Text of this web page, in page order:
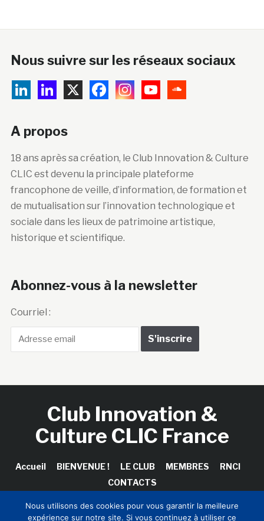
Nous suivre sur les réseaux sociaux
A propos
18 ans après sa création, le Club Innovation & Culture
CLIC est devenu la principale plateforme
francophone de veille, d’information, de formation et
de mutualisation sur l’innovation technologique et
sociale dans les lieux de patrimoine artistique,
historique et scientifique.
Abonnez-vous à la newsletter
Courriel :
Club Innovation &
Culture CLIC France
Accueil BIENVENUE ! LE CLUB MEMBRES
RNCI
CONTACTS
Nous utilisons des cookies pour vous garantir la meilleure
expérience sur notre site. Si vous continuez à utiliser ce